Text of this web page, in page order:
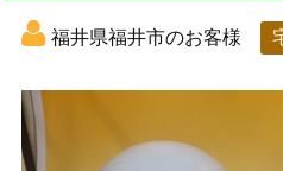
福井県福井市のお客様